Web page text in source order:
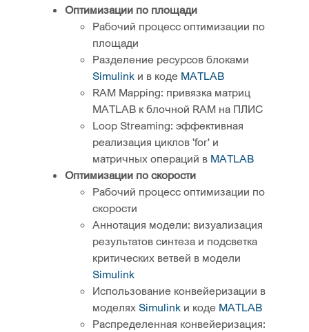
Оптимизации по площади
Рабочий процесс оптимизации по
площади
Разделение ресурсов блоками
Simulink и в коде MATLAB
RAM Mapping: привязка матриц
MATLAB к блочной RAM на ПЛИС
Loop Streaming: эффективная
реализация циклов 'for' и
матричных операций в MATLAB
Оптимизации по скорости
Рабочий процесс оптимизации по
скорости
Аннотация модели: визуализация
результатов синтеза и подсветка
критических ветвей в модели
Simulink
Использование конвейеризации в
моделях Simulink и коде MATLAB
Распределенная конвейеризация: